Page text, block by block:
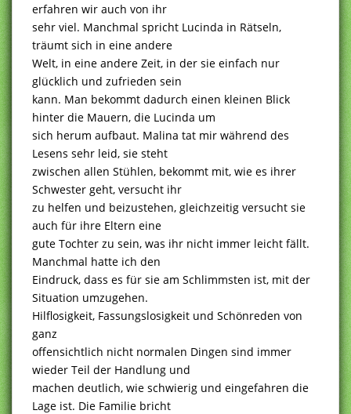
erfahren wir auch von ihr
sehr viel. Manchmal spricht Lucinda in Rätseln,
träumt sich in eine andere
Welt, in eine andere Zeit, in der sie einfach nur
glücklich und zufrieden sein
kann. Man bekommt dadurch einen kleinen Blick
hinter die Mauern, die Lucinda um
sich herum aufbaut. Malina tat mir während des
Lesens sehr leid, sie steht
zwischen allen Stühlen, bekommt mit, wie es ihrer
Schwester geht, versucht ihr
zu helfen und beizustehen, gleichzeitig versucht sie
auch für ihre Eltern eine
gute Tochter zu sein, was ihr nicht immer leicht fällt.
Manchmal hatte ich den
Eindruck, dass es für sie am Schlimmsten ist, mit der
Situation umzugehen.
Hilflosigkeit, Fassungslosigkeit und Schönreden von
ganz
offensichtlich nicht normalen Dingen sind immer
wieder Teil der Handlung und
machen deutlich, wie schwierig und eingefahren die
Lage ist. Die Familie bricht